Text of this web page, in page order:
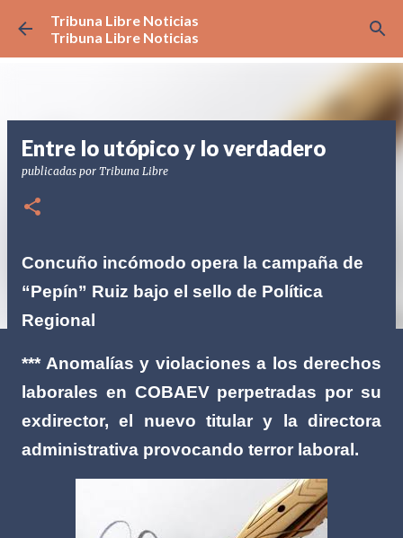
Ir al contenido principal
Tribuna Libre Noticias
Tribuna Libre Noticias
Entre lo utópico y lo verdadero
publicadas por Tribuna Libre
Concuño incómodo opera la campaña de
“Pepín” Ruiz bajo el sello de Política
Regional
*** Anomalías y violaciones a los derechos
laborales en COBAEV perpetradas por su
exdirector, el nuevo titular y la directora
administrativa provocando terror laboral.